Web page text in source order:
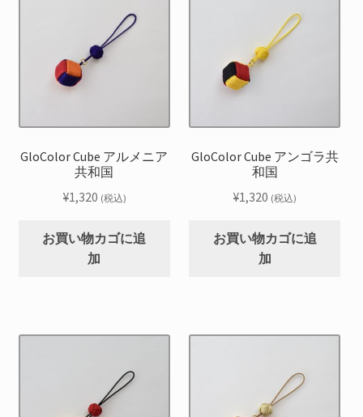
GloColor Cube アルメニア
共和国
¥1,320 (税込)
お買い物カゴに追
加
GloColor Cube アンゴラ共
和国
¥1,320 (税込)
お買い物カゴに追
加